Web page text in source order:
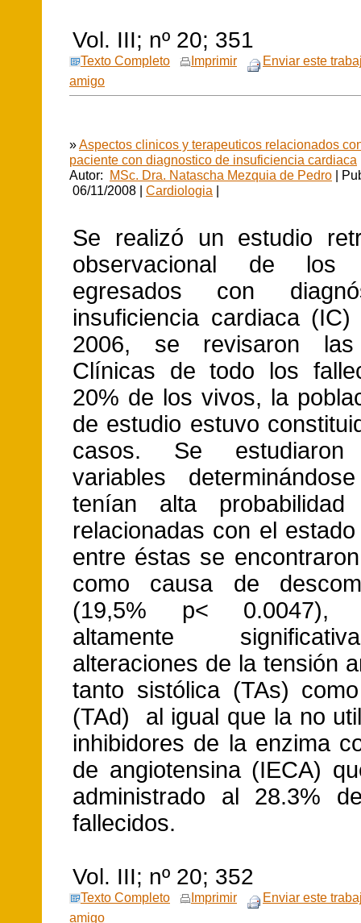
Vol. III; nº 20; 351
Texto Completo Imprimir
Enviar este
amigo
»Aspectos clinicos y terapeuticos relacionados
paciente con diagnostico de insuficiencia cardiaca
Autor: MSc. Dra. Natascha Mezquia de Pedro |
06/11/2008 | Cardiologia |
Se realizó un estudio
observacional de los
egresados con
insuficiencia cardiaca
2006, se revisaron las
Clínicas de todo los
20% de los vivos, la
de estudio estuvo
casos. Se estudiaron
variables
tenían alta
relacionadas con el
entre éstas se
como causa de
(19,5% p< 0.0047),
altamente
alteraciones de la tensión
tanto sistólica (TAs)
(TAd) al igual que la no
inhibidores de la enzima
de angiotensina (IECA)
administrado al 28.3%
fallecidos.
Vol. III; nº 20; 352
Texto Completo Imprimir
Enviar este
amigo